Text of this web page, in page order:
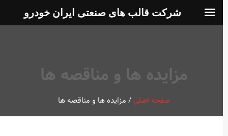
مزایده ها و مناقصه ها
صفحه اصلی/مزایده ها و مناقصه ها
شرکت قالب های صنعتی ایران خودرو